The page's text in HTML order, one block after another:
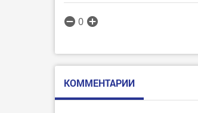
0
КОММЕНТАРИИ